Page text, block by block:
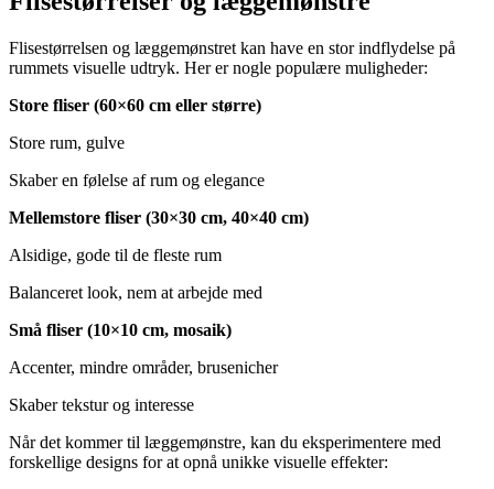
Flisestørrelsen og læggemønstret kan have en stor indflydelse på
rummets visuelle udtryk. Her er nogle populære muligheder:
Store fliser (60×60 cm eller større)
Store rum, gulve
Skaber en følelse af rum og elegance
Mellemstore fliser (30×30 cm, 40×40 cm)
Alsidige, gode til de fleste rum
Balanceret look, nem at arbejde med
Små fliser (10×10 cm, mosaik)
Accenter, mindre områder, brusenicher
Skaber tekstur og interesse
Når det kommer til læggemønstre, kan du eksperimentere med
forskellige designs for at opnå unikke visuelle effekter: